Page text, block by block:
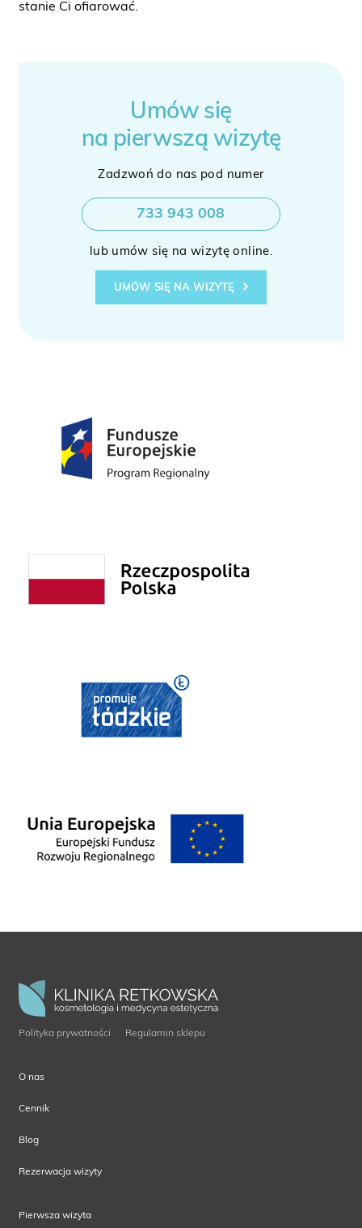
stanie Ci ofiarować.
Umów się
na pierwszą wizytę
Zadzwoń do nas pod numer
733 943 008
lub umów się na wizytę online.
UMÓW SIĘ NA WIZYTĘ
Polityka prywatności Regulamin sklepu
O nas
Cennik
Blog
Rezerwacja wizyty
Pierwsza wizyta